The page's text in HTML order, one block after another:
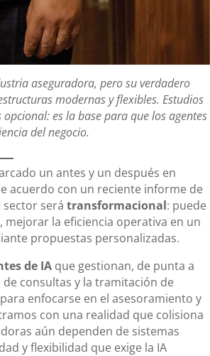
aseguradora, pero su verdadero
modernas y flexibles. Estudios
es la base para que los agentes
del negocio.
un antes y un después en
acuerdo con un reciente informe de
sector serátransformacional: puede
mejorar la eficiencia operativa en un
propuestas personalizadas.
de IA que gestionan, de punta a
consultas y la tramitación de
enfocarse en el asesoramiento y
con una realidad que colisiona
aún dependen de sistemas
y flexibilidad que exige la IA